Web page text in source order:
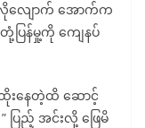
လျောက် အောက်က
တုံ့ပြန်မှု့ကို ကျေနပ်
းနေတဲ့ထိ ဆောင့်
ပြည့် အင်းလို့ ဖြေမိ